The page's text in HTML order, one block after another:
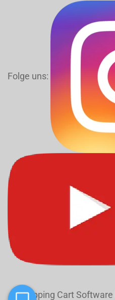
Folge uns:
Shopping Cart Software